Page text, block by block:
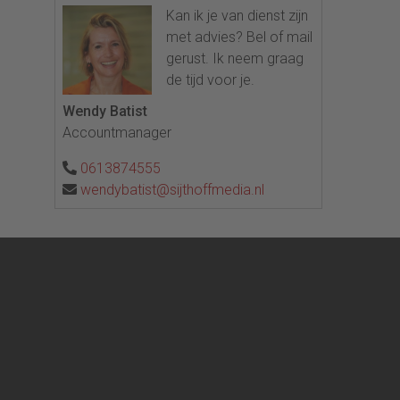
Kan ik je van dienst zijn
met advies? Bel of mail
gerust. Ik neem graag
de tijd voor je.
Wendy Batist
Accountmanager
0613874555
wendybatist@sijthoffmedia.nl